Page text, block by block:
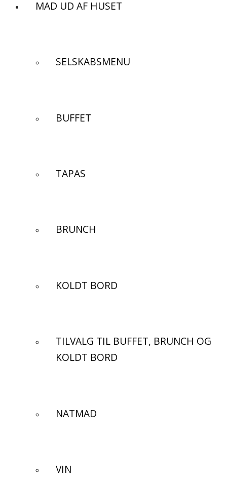
MAD UD AF HUSET
SELSKABSMENU
BUFFET
TAPAS
BRUNCH
KOLDT BORD
TILVALG TIL BUFFET, BRUNCH OG
KOLDT BORD
NATMAD
VIN